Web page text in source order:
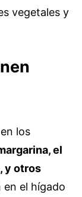
vegetales y
los
el
y otros
en el hígado